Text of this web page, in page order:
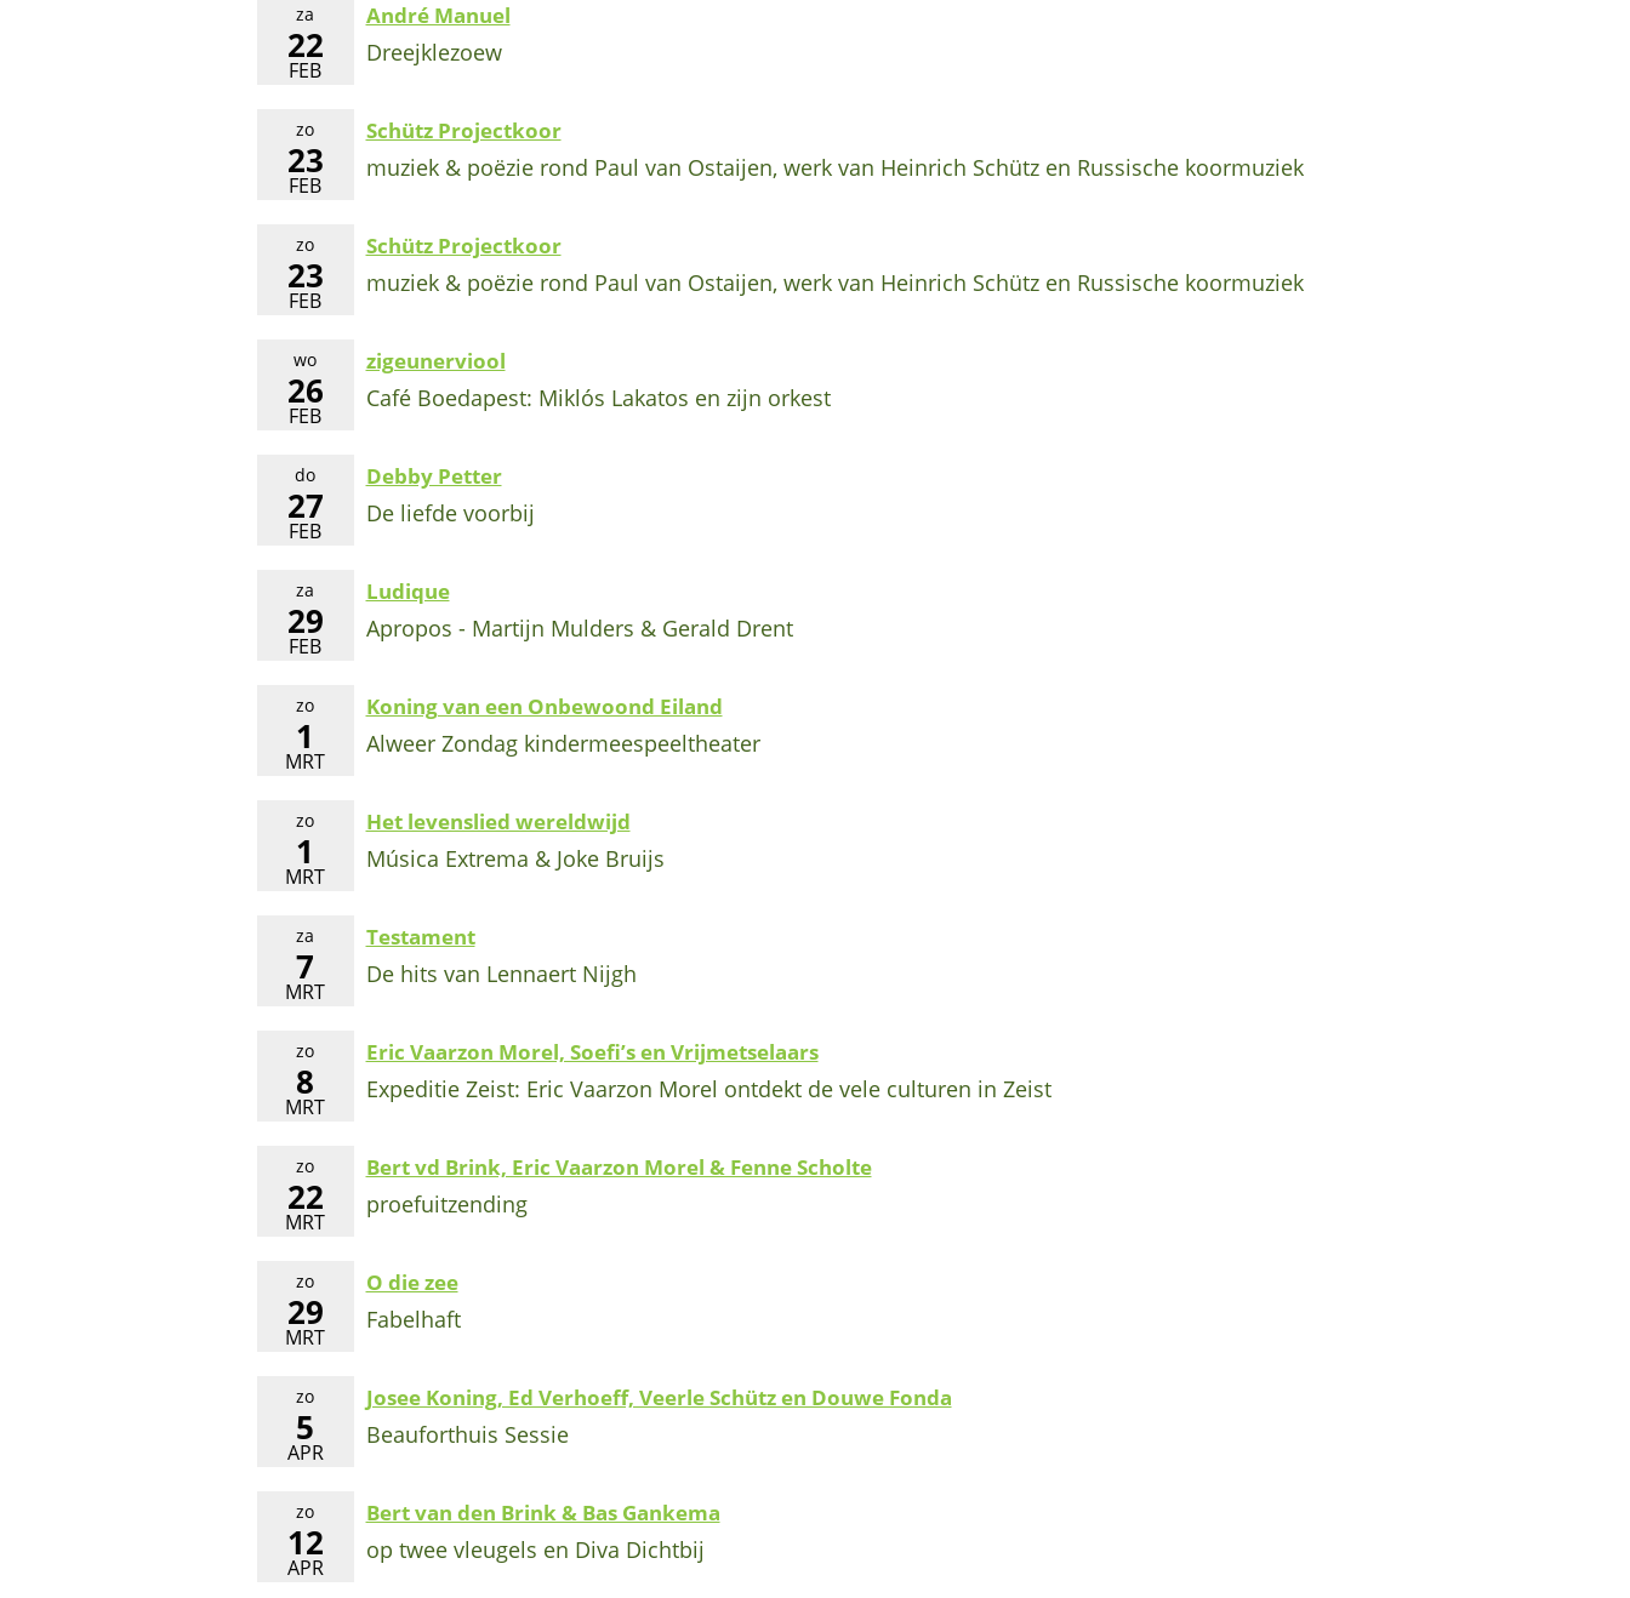
za
22
FEB
André Manuel
Dreejklezoew
zo
23
FEB
Schütz Projectkoor
muziek & poëzie rond Paul van Ostaijen, werk van Heinrich Schütz en Russische koormuziek
zo
23
FEB
Schütz Projectkoor
muziek & poëzie rond Paul van Ostaijen, werk van Heinrich Schütz en Russische koormuziek
wo
26
FEB
zigeunerviool
Café Boedapest: Miklós Lakatos en zijn orkest
do
27
FEB
Debby Petter
De liefde voorbij
za
29
FEB
Ludique
Apropos - Martijn Mulders & Gerald Drent
zo
1
MRT
Koning van een Onbewoond Eiland
Alweer Zondag kindermeespeeltheater
zo
1
MRT
Het levenslied wereldwijd
Música Extrema & Joke Bruijs
za
7
MRT
Testament
De hits van Lennaert Nijgh
zo
8
MRT
Eric Vaarzon Morel, Soefi’s en Vrijmetselaars
Expeditie Zeist: Eric Vaarzon Morel ontdekt de vele culturen in Zeist
zo
22
MRT
Bert vd Brink, Eric Vaarzon Morel & Fenne Scholte
proefuitzending
zo
29
MRT
O die zee
Fabelhaft
zo
5
APR
Josee Koning, Ed Verhoeff, Veerle Schütz en Douwe Fonda
Beauforthuis Sessie
zo
12
APR
Bert van den Brink & Bas Gankema
op twee vleugels en Diva Dichtbij